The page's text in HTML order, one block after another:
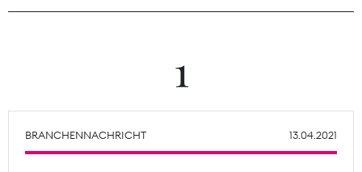
Theodor-Wolff-Preis
Mitgliederbereich
1
BRANCHENNACHRICHT 13.04.2021